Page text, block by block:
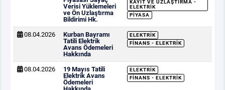
Verisi Yüklemeleri
ve Ön Uzlaştırma
Bildirimi Hk.
KAYIT VE UZLAŞTIRMA -
ELEKTRIK
PIYASA
08.04.2026
Kurban Bayramı
Tatili Elektrik
Avans Ödemeleri
Hakkında
ELEKTRIK
FINANS - ELEKTRIK
08.04.2026
19 Mayıs Tatili
Elektrik Avans
Ödemeleri
ELEKTRIK
FINANS - ELEKTRIK